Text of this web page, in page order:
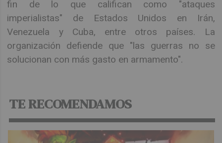
fin de lo que califican como "ataques
imperialistas" de Estados Unidos en Irán,
Venezuela y Cuba, entre otros países. La
organización defiende que "las guerras no se
solucionan con más gasto en armamento".
TE RECOMENDAMOS